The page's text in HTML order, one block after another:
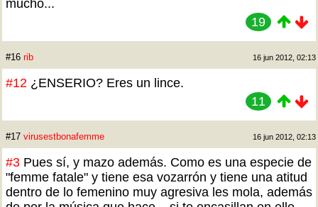
mucho...
19
#16 rib 16 jun 2012, 02:13
#12 ¿ENSERIO? Eres un lince.
11
#17 virusestbonafemme 16 jun 2012, 02:13
#3 Pues sí, y mazo además. Como es una especie de
"femme fatale" y tiene esa vozarrón y tiene una atitud
dentro de lo femenino muy agresiva les mola, además